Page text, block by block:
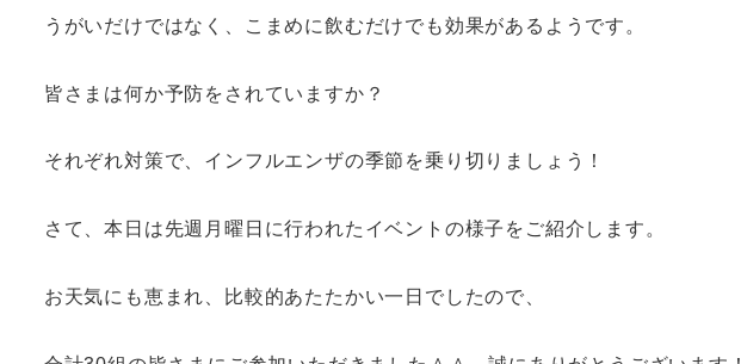
うがいだけではなく、こまめに飲むだけでも効果があるようです。
皆さまは何か予防をされていますか？
それぞれ対策で、インフルエンザの季節を乗り切りましょう！
さて、本日は先週月曜日に行われたイベントの様子をご紹介します。
お天気にも恵まれ、比較的あたたかい一日でしたので、